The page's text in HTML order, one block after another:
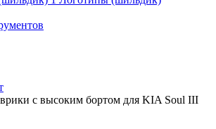
с высоким бортом для KIA Soul III